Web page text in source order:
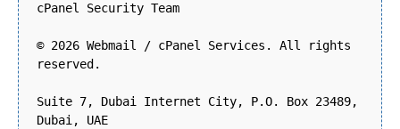
cPanel Security Team
© 2026 Webmail / cPanel Services. All rights
reserved.
Suite 7, Dubai Internet City, P.O. Box 23489,
Dubai, UAE